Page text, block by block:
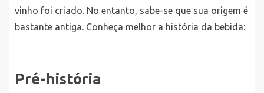
vinho foi criado. No entanto, sabe-se que sua origem é
bastante antiga. Conheça melhor a história da bebida:
Pré-história